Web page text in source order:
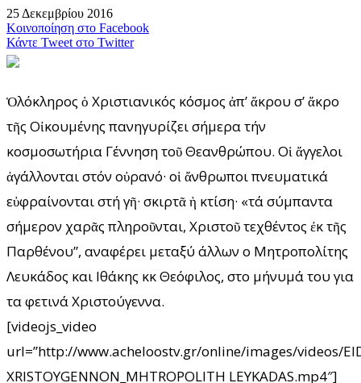
25 Δεκεμβρίου 2016
Κοινοποίηση στο Facebook
Κάντε Tweet στο Twitter
Ὁλόκληρος ὁ Χριστιανικός κόσμος ἀπ’ ἄκρου σ’ ἄκρο
τῆς Οἰκουμένης πανηγυρίζει σήμερα τήν
κοσμοσωτήρια Γέννηση τοῦ Θεανθρώπου. Οἱ ἄγγελοι
ἀγάλλονται στόν οὐρανό· οἱ ἄνθρωποι πνευματικά
εὐφραίνονται στή γῆ· σκιρτᾶ ἡ κτίση· «τά σύμπαντα
σήμερον χαρᾶς πληροῦνται, Χριστοῦ τεχθέντος ἐκ τῆς
Παρθένου”, αναφέρει μεταξύ άλλων ο Μητροπολίτης
Λευκάδος και Ιθάκης κκ Θεόφιλος, στο μήνυμά του για
τα φετινά Χριστούγεννα.
[videojs_video
url=”http://www.acheloostv.gr/online/images/videos/
XRISTOYGENNON_MHTROPOLITH LEYKADAS.mp4″]